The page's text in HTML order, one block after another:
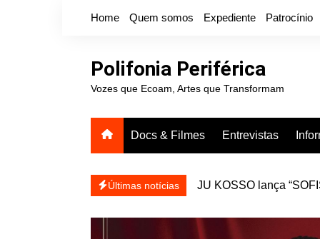
Home Quem somos Expediente Patrocínio
Polifonia Periférica
Vozes que Ecoam, Artes que Transformam
Docs & Filmes Entrevistas
Últimas notícias
JU KOSSO lança
Projota relança a